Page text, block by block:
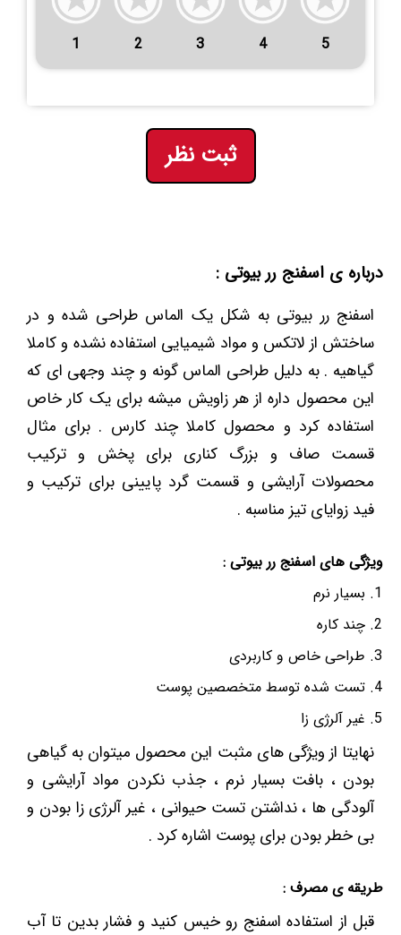
1 2 3 4 5
ثبت نظر
درباره ی اسفنج رر بیوتی :
اسفنج رر بیوتی به شکل یک الماس طراحی شده و در
ساختش از لاتکس و مواد شیمیایی استفاده نشده و کاملا
گیاهیه . به دلیل طراحی الماس گونه و چند وجهی ای که
این محصول داره از هر زاویش میشه برای یک کار خاص
استفاده کرد و محصول کاملا چند کارس . برای مثال
قسمت صاف و بزرگ کناری برای پخش و ترکیب
محصولات آرایشی و قسمت گرد پایینی برای ترکیب و
فید زوایای تیز مناسبه .
ویژگی های اسفنج رر بیوتی :
بسیار نرم
چند کاره
طراحی خاص و کاربردی
تست شده توسط متخصصین پوست
غیر آلرژی زا
نهایتا از ویژگی های مثبت این محصول میتوان به گیاهی
بودن ، بافت بسیار نرم ، جذب نکردن مواد آرایشی و
آلودگی ها ، نداشتن تست حیوانی ، غیر آلرژی زا بودن و
بی خطر بودن برای پوست اشاره کرد .
طریقه ی مصرف :
قبل از استفاده اسفنج رو خیس کنید و فشار بدین تا آب